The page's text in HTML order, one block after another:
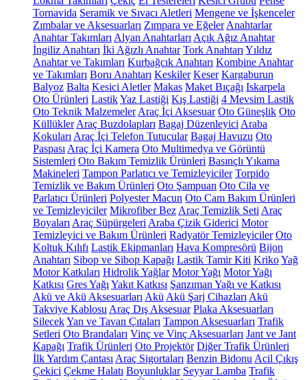
Tornavida Seramik ve Sıvacı Aletleri Mengene ve İşkenceler
Zımbalar ve Aksesuarları Zımpara ve Eğeler Anahtarlar
Anahtar Takımları Alyan Anahtarları Açık Ağız Anahtar
İngiliz Anahtarı İki Ağızlı Anahtar Tork Anahtarı Yıldız
Anahtar ve Takımları Kurbağcık Anahtarı Kombine Anahtar
ve Takımları Boru Anahtarı Keskiler Keser Kargaburun
Balyoz Balta Kesici Aletler Makas Maket Bıçağı Iskarpela
Oto Ürünleri LastikYaz Lastiği Kış Lastiği 4 Mevsim Lastik
Oto Teknik Malzemeler Araç İçi Aksesuar Oto Güneşlik Oto
Küllükler Araç Buzdolapları Bagaj Düzenleyici Araba
Kokuları Araç İçi Telefon Tutucular Bagaj Havuzu Oto
Paspası Araç İçi Kamera Oto Multimedya ve Görüntü
Sistemleri Oto Bakım Temizlik Ürünleri Basınçlı Yıkama
Makineleri Tampon Parlatıcı ve Temizleyiciler Torpido
Temizlik ve Bakım Ürünleri Oto Şampuan Oto Cila ve
Parlatıcı Ürünleri Polyester Macun Oto Cam Bakım Ürünleri
ve Temizleyiciler Mikrofiber Bez Araç Temizlik Seti Araç
Boyaları Araç Süpürgeleri Araba Çizik Giderici Motor
Temizleyici ve Bakım Ürünleri Radyatör Temizleyiciler Oto
Koltuk Kılıfı Lastik Ekipmanları Hava Kompresörü Bijon
Anahtarı Sibop ve Sibop Kapağı Lastik Tamir Kiti KrikoYağ
Motor Katkıları Hidrolik Yağlar Motor Yağı Motor Yağı
Katkısı Gres Yağı Yakıt Katkısı Şanzıman Yağı ve Katkısı
Akü ve Akü Aksesuarları Akü Akü Şarj Cihazları Akü
Takviye Kablosu Araç Dış Aksesuar Plaka Aksesuarları
SilecekYan ve Tavan Çıtaları Tampon Aksesuarları Trafik
Setleri Oto Brandaları Vinç ve Vinç Aksesuarları Jant ve Jant
Kapağı Trafik Ürünleri Oto Projektör Diğer Trafik Ürünleri
İlk Yardım Çantası Araç Sigortaları Benzin Bidonu Acil Çıkış
Çekici Çekme Halatı Boyunluklar Seyyar Lamba Trafik